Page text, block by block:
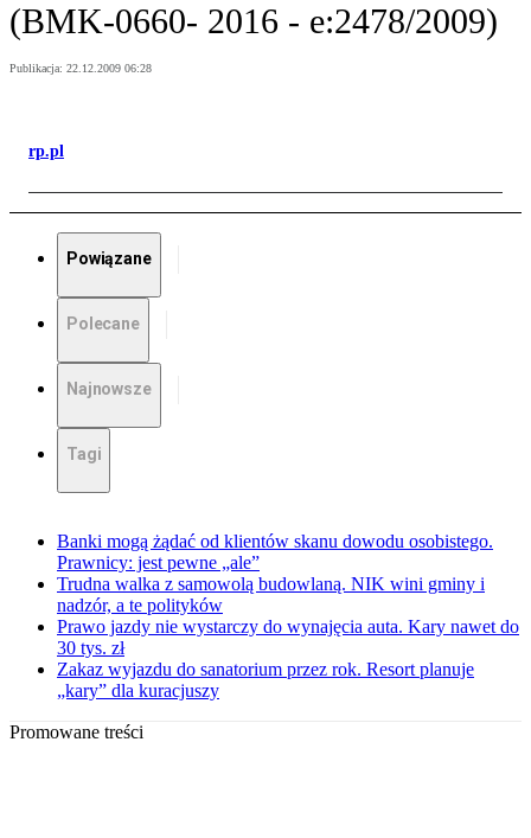
(BMK-0660- 2016 - e:2478/2009)
Publikacja: 22.12.2009 06:28
rp.pl
Powiązane
Polecane
Najnowsze
Tagi
Banki mogą żądać od klientów skanu dowodu osobistego.
Prawnicy: jest pewne „ale”
Trudna walka z samowolą budowlaną. NIK wini gminy i
nadzór, a te polityków
Prawo jazdy nie wystarczy do wynajęcia auta. Kary nawet do
30 tys. zł
Zakaz wyjazdu do sanatorium przez rok. Resort planuje
„kary” dla kuracjuszy
Promowane treści